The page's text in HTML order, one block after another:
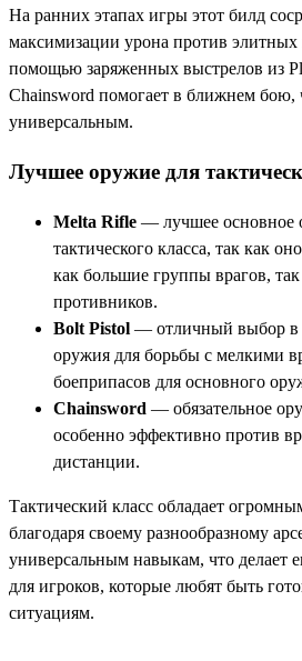
На ранних этапах игры этот билд
максимизации урона против элитных
помощью заряженных выстрелов из
Chainsword помогает в ближнем бою,
универсальным.
Лучшее оружие для
Melta Rifle — лучшее основное
тактического класса, так как
как большие группы врагов,
противников.
Bolt Pistol — отличный выбор в
оружия для борьбы с мелкими
боеприпасов для основного
Chainsword — обязательное
особенно эффективно против
дистанции.
Тактический класс обладает
благодаря своему разнообразному
универсальным навыкам, что делает
для игроков, которые любят быть
ситуациям.